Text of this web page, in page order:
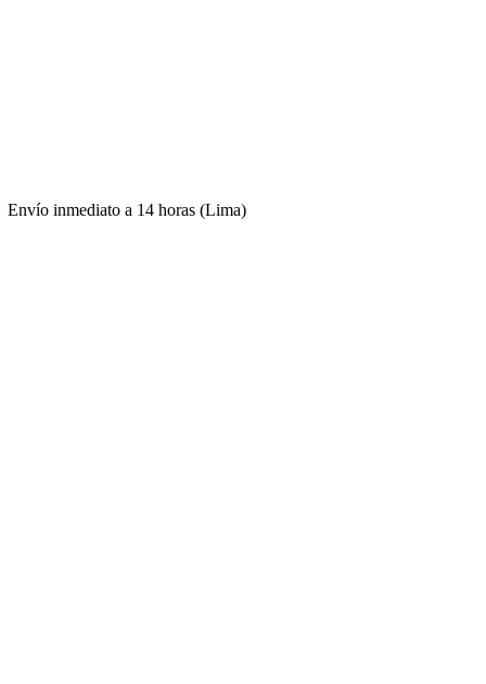
Envío inmediato a 14 horas (Lima)